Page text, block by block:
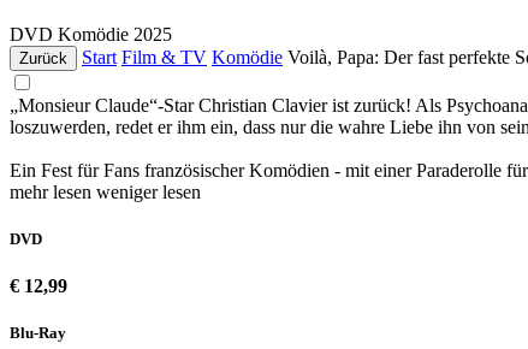
DVD Komödie 2025
Zurück Start Film & TV Komödie Voilà, Papa: Der fast perfekte
„Monsieur Claude“-Star Christian Clavier ist zurück! Als
loszuwerden, redet er ihm ein, dass nur die wahre Liebe ihn von
Ein Fest für Fans französischer Komödien - mit einer
mehr lesen weniger lesen
DVD
€ 12,99
Blu-Ray